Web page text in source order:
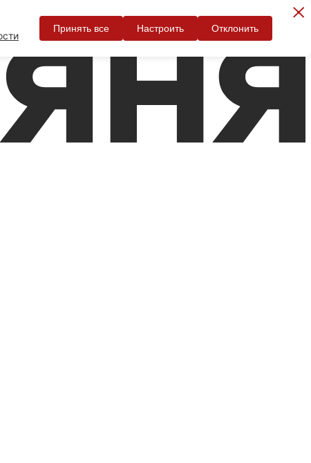
Принять все Настроить Отклонить